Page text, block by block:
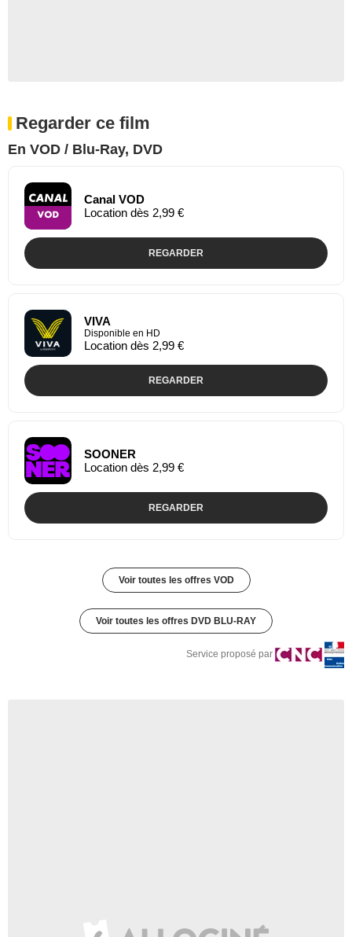
Regarder ce film
En VOD / Blu-Ray, DVD
Canal VOD
Location dès 2,99 €
REGARDER
VIVA
Disponible en HD
Location dès 2,99 €
REGARDER
SOONER
Location dès 2,99 €
REGARDER
Voir toutes les offres VOD
Voir toutes les offres DVD BLU-RAY
Service proposé par